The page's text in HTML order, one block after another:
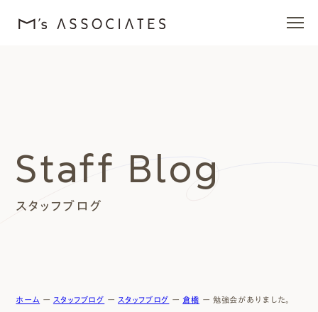
エムズを愛する人たち
施工事例
スタッフブログ
Staff Blog
ホーム ー スタッフブログ ー スタッフブログ ー 倉橋 ー 勉強会がありました。